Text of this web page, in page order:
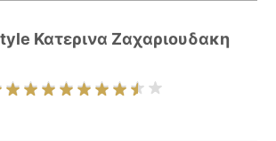
Κατερινα Ζαχαριουδακη